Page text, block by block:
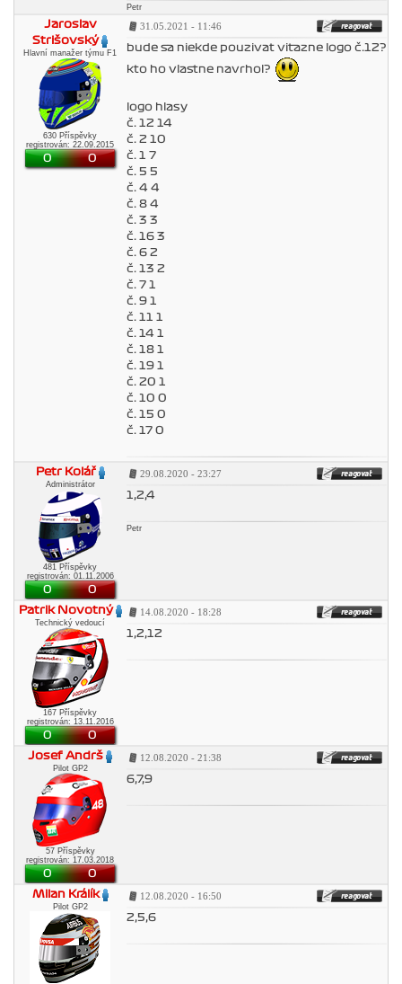
Petr
Jaroslav
Strišovský
Hlavní manažer týmu F1
630 Příspěvky
registrován: 22.09.2015
0 0
31.05.2021 - 11:46
bude sa niekde pouzivat vitazne logo č.12?
kto ho vlastne navrhol?
logo hlasy
č. 12 14
č. 2 10
č. 1 7
č. 5 5
č. 4 4
č. 8 4
č. 3 3
č. 16 3
č. 6 2
č. 13 2
č. 7 1
č. 9 1
č. 11 1
č. 14 1
č. 18 1
č. 19 1
č. 20 1
č. 10 0
č. 15 0
č. 17 0
Petr Kolář
Administrátor
481 Příspěvky
registrován: 01.11.2006
0 0
29.08.2020 - 23:27
1,2,4
Petr
Patrik Novotný
Technický vedoucí
167 Příspěvky
registrován: 13.11.2016
0 0
14.08.2020 - 18:28
1,2,12
Josef Andrš
Pilot GP2
57 Příspěvky
registrován: 17.03.2018
0 0
12.08.2020 - 21:38
6,7,9
Milan Králík
Pilot GP2
12.08.2020 - 16:50
2,5,6